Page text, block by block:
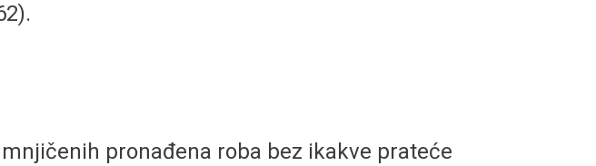
pronađena roba bez ikakve prateće